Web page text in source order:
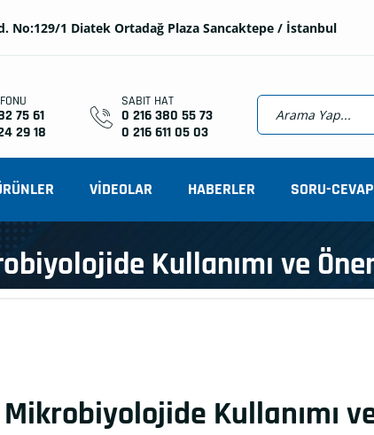
No:129/1 Diatek Ortadağ Plaza Sancaktepe / İstanbul
75 61
29 18
SABIT HAT
0 216 380 55 73
0 216 611 05 03
VİDEOLAR HABERLER SORU-CEVAP
Kullanımı ve
Kullanımı